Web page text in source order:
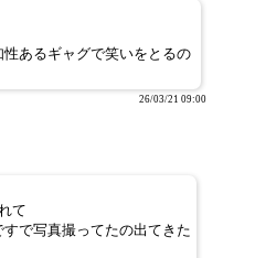
あるギャグで笑いをとるの
26/03/21 09:00
て
で写真撮ってたの出てきた